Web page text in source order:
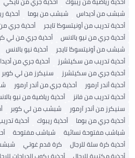
شبشب من أديداس
شبشب من بوما
أحذية
أحذية تدريب من أونيتسوكا تايجر
أحذية جري
أحذية جري من نيو بالانس
أحذية جري من لي
شبشب من أونيتسوكا تايجر
أحذية نيو بالانس
أحذية تدريب من سكيتشرز
أحذية جري من
أحذية جري من سكيتشرز
سنيكرز من لي كوبر
أحذية أندر آرمور
أحذية جري من أندر آرمور
أحذية تدريب من فانز
أحذية رياضية من نيو
سنيكرز من أندر آرمور
شبشب من لي كوبر
أحذية جري من بوما
أحذية ريبوك أحذية
شباشب مفتوحة نسائية
شباشب مفتوحة
أحذية كرة سلة للرجال
كرة قدم غوتي
شبشب